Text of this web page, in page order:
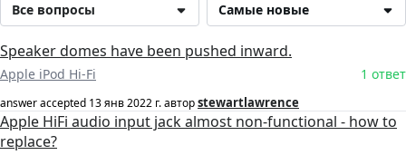
Самые новые
Все вопросы
Speaker domes have been pushed inward.
Apple iPod Hi-Fi 1 ответ
answer accepted 13 янв 2022 г.авторstewartlawrence
Apple HiFi audio input jack almost non-functional - how to
replace?